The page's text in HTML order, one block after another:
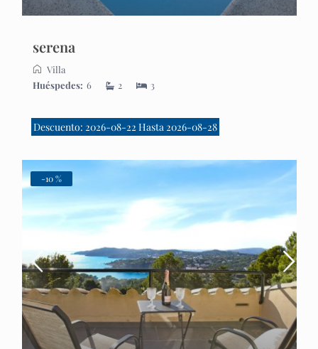
serena
Villa
Huéspedes: 6 2 3
Descuento: 2026-08-22 Hasta 2026-08-28
-10 %